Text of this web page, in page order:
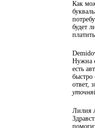
Как
будет
Нужна
есть
быстро
ответ,
Лилия